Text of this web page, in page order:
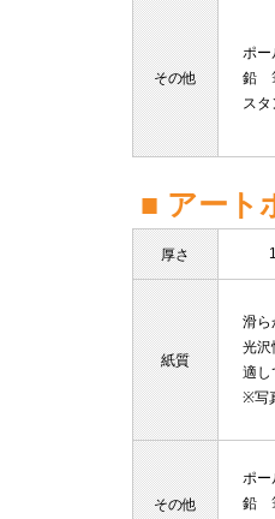
その他
ポー
鉛
スタ
■ アート
厚さ
紙質
滑ら
光沢
適し
※写
その他
ポー
鉛